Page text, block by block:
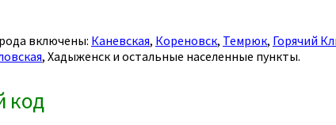
включены: Каневская, Кореновск, Темрюк, Горячий
, Хадыженск и остальные населенные пункты.
код